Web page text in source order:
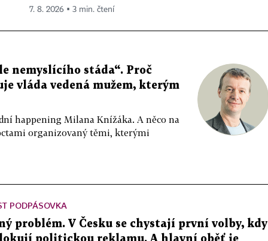
7. 8. 2026 ▪ 3 min. čtení
nemyslícího stáda“. Proč
vláda vedená mužem, kterým
happening Milana Knížáka. A něco na
organizovaný těmi, kterými
PODPÁSOVKA
problém. V Česku se chystají první volby, kdy
politickou reklamu. A hlavní oběť je